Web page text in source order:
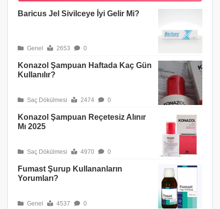
Baricus Jel Sivilceye İyi Gelir Mi?
Genel 2653 0
Konazol Şampuan Haftada Kaç Gün
Kullanılır?
Saç Dökülmesi 2474 0
Konazol Şampuan Reçetesiz Alınır
Mı 2025
Saç Dökülmesi 4970 0
Fumast Şurup Kullananların
Yorumları?
Genel 4537 0